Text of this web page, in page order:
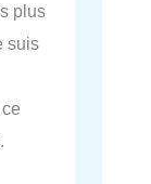
plus
suis